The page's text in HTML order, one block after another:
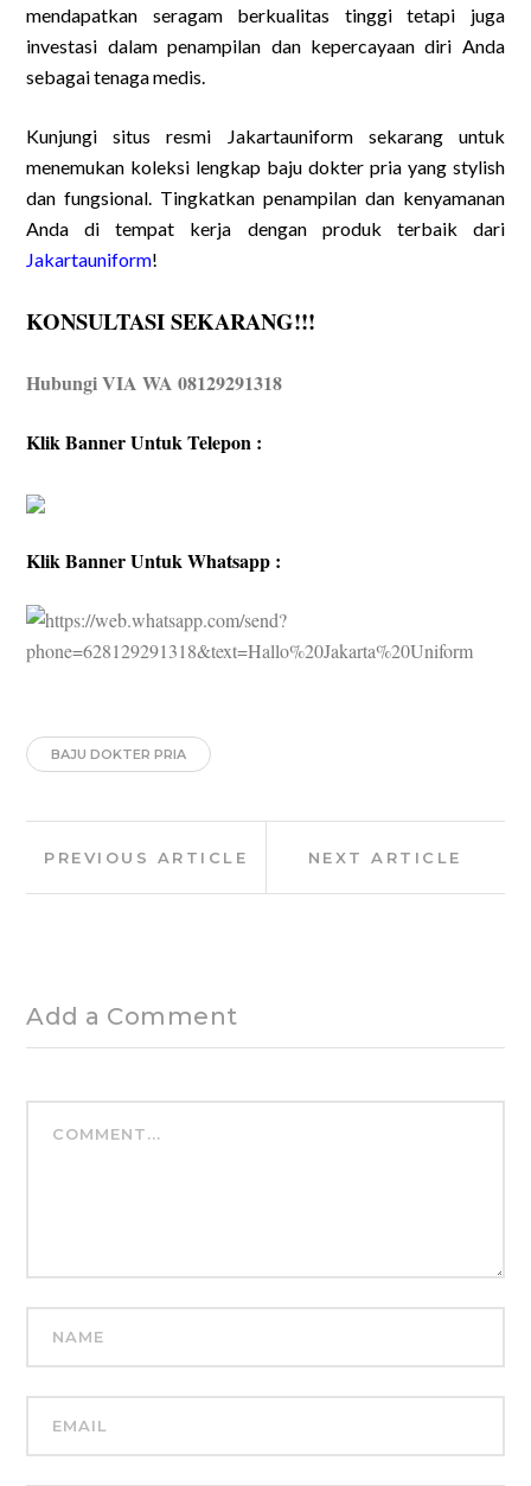
mendapatkan seragam berkualitas tinggi tetapi juga
investasi dalam penampilan dan kepercayaan diri Anda
sebagai tenaga medis.
Kunjungi situs resmi Jakartauniform sekarang untuk
menemukan koleksi lengkap baju dokter pria yang stylish
dan fungsional. Tingkatkan penampilan dan kenyamanan
Anda di tempat kerja dengan produk terbaik dari
Jakartauniform!
KONSULTASI SEKARANG!!!
Hubungi VIA WA 08129291318
Klik Banner Untuk Telepon :
Klik Banner Untuk Whatsapp :
BAJU DOKTER PRIA
navigation
PREVIOUS ARTICLE NEXT ARTICLE
Add a Comment